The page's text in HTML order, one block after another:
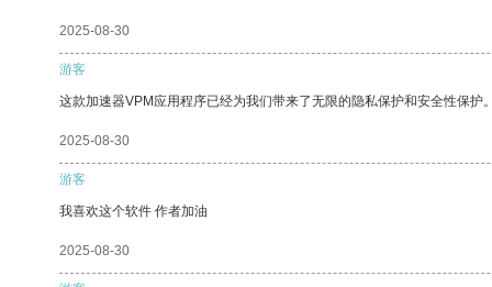
2025-08-30
游客
这款加速器VPM应用程序已经为我们带来了无限的隐私保护和安全性保护
2025-08-30
游客
我喜欢这个软件 作者加油
2025-08-30